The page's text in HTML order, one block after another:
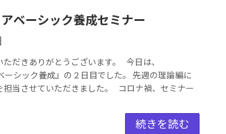
ベーシック養成セミナー
だきありがとうございます。 今日は、
ーシック養成』の２日目でした。 先週の理論編に
担当させていただきました。 コロナ禍、セミナー
続きを読む